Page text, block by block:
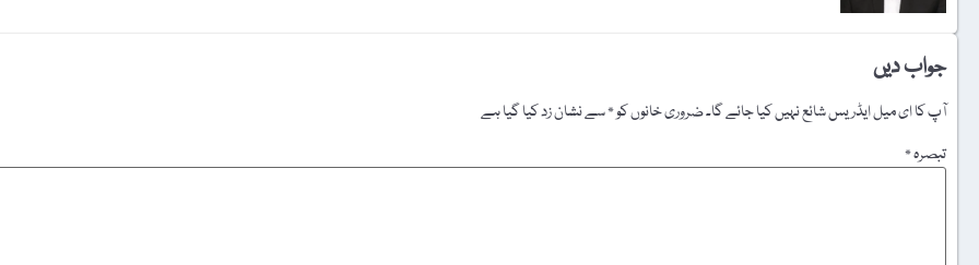
جواب دیں
آپ کا ای میل ایڈریس شائع نہیں کیا جائے گا۔ضروری خانوں کو*سے نشان زد کیا گیا ہے
تبصرہ*